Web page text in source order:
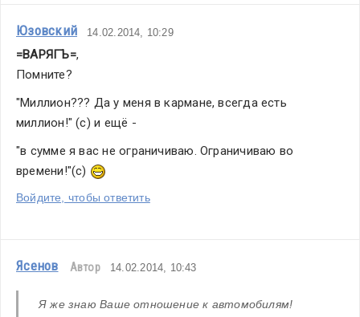
Юзовский 14.02.2014, 10:29
=ВАРЯГЪ=,
Помните?
"Миллион??? Да у меня в кармане, всегда есть
миллион!" (с) и ещё -
"в сумме я вас не ограничиваю. Ограничиваю во
времени!"(с)
Войдите, чтобы ответить
Ясенов Автор 14.02.2014, 10:43
Я же знаю Ваше отношение к автомобилям!